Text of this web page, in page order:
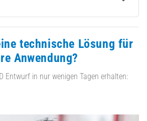
technische Lösung für
Anwendung?
Entwurf in nur wenigen Tagen erhalten: